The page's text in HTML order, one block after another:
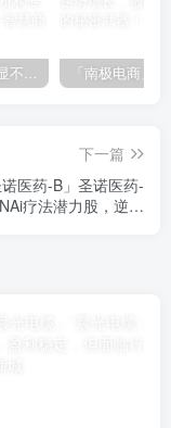
【铸就卓越，彰显不凡】顶级财富管理机构专属官网设计与咨询
下一篇
诺医药-B」圣诺医药-
疗法潜力股，逆势